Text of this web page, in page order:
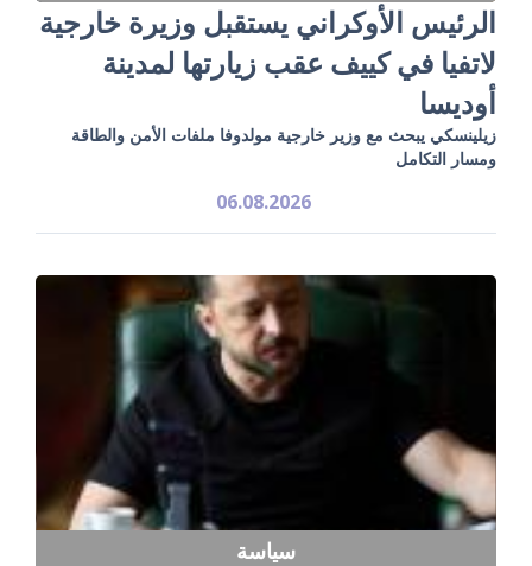
الرئيس الأوكراني يستقبل وزيرة خارجية
لاتفيا في كييف عقب زيارتها لمدينة
أوديسا
زيلينسكي يبحث مع وزير خارجية مولدوفا ملفات الأمن والطاقة
ومسار التكامل
06.08.2026
سياسة